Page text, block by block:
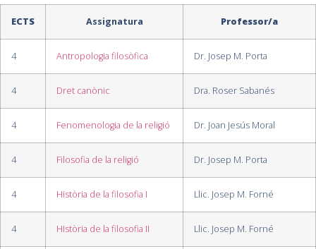
ECTS Assignatura Professor/a
4 Antropologia filosòfica Dr. Josep M. Porta
4 Dret canònic Dra. Roser Sabanés
4 Fenomenologia de la religió Dr. Joan Jesús Moral
4 Filosofia de la religió Dr. Josep M. Porta
4 Història de la filosofia I Llic. Josep M. Forné
4 HIstòria de la filosofia II Llic. Josep M. Forné